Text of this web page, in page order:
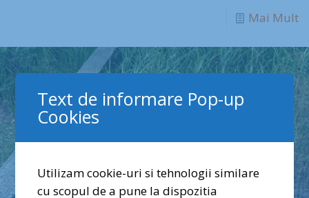
Mai Mult
Text de informare Pop-up
Cookies
Utilizam cookie-uri si tehnologii similare
cu scopul de a pune la dispozitia